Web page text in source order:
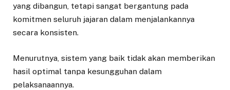
yang dibangun, tetapi sangat bergantung pada
komitmen seluruh jajaran dalam menjalankannya
secara konsisten.
Menurutnya, sistem yang baik tidak akan memberikan
hasil optimal tanpa kesungguhan dalam
pelaksanaannya.